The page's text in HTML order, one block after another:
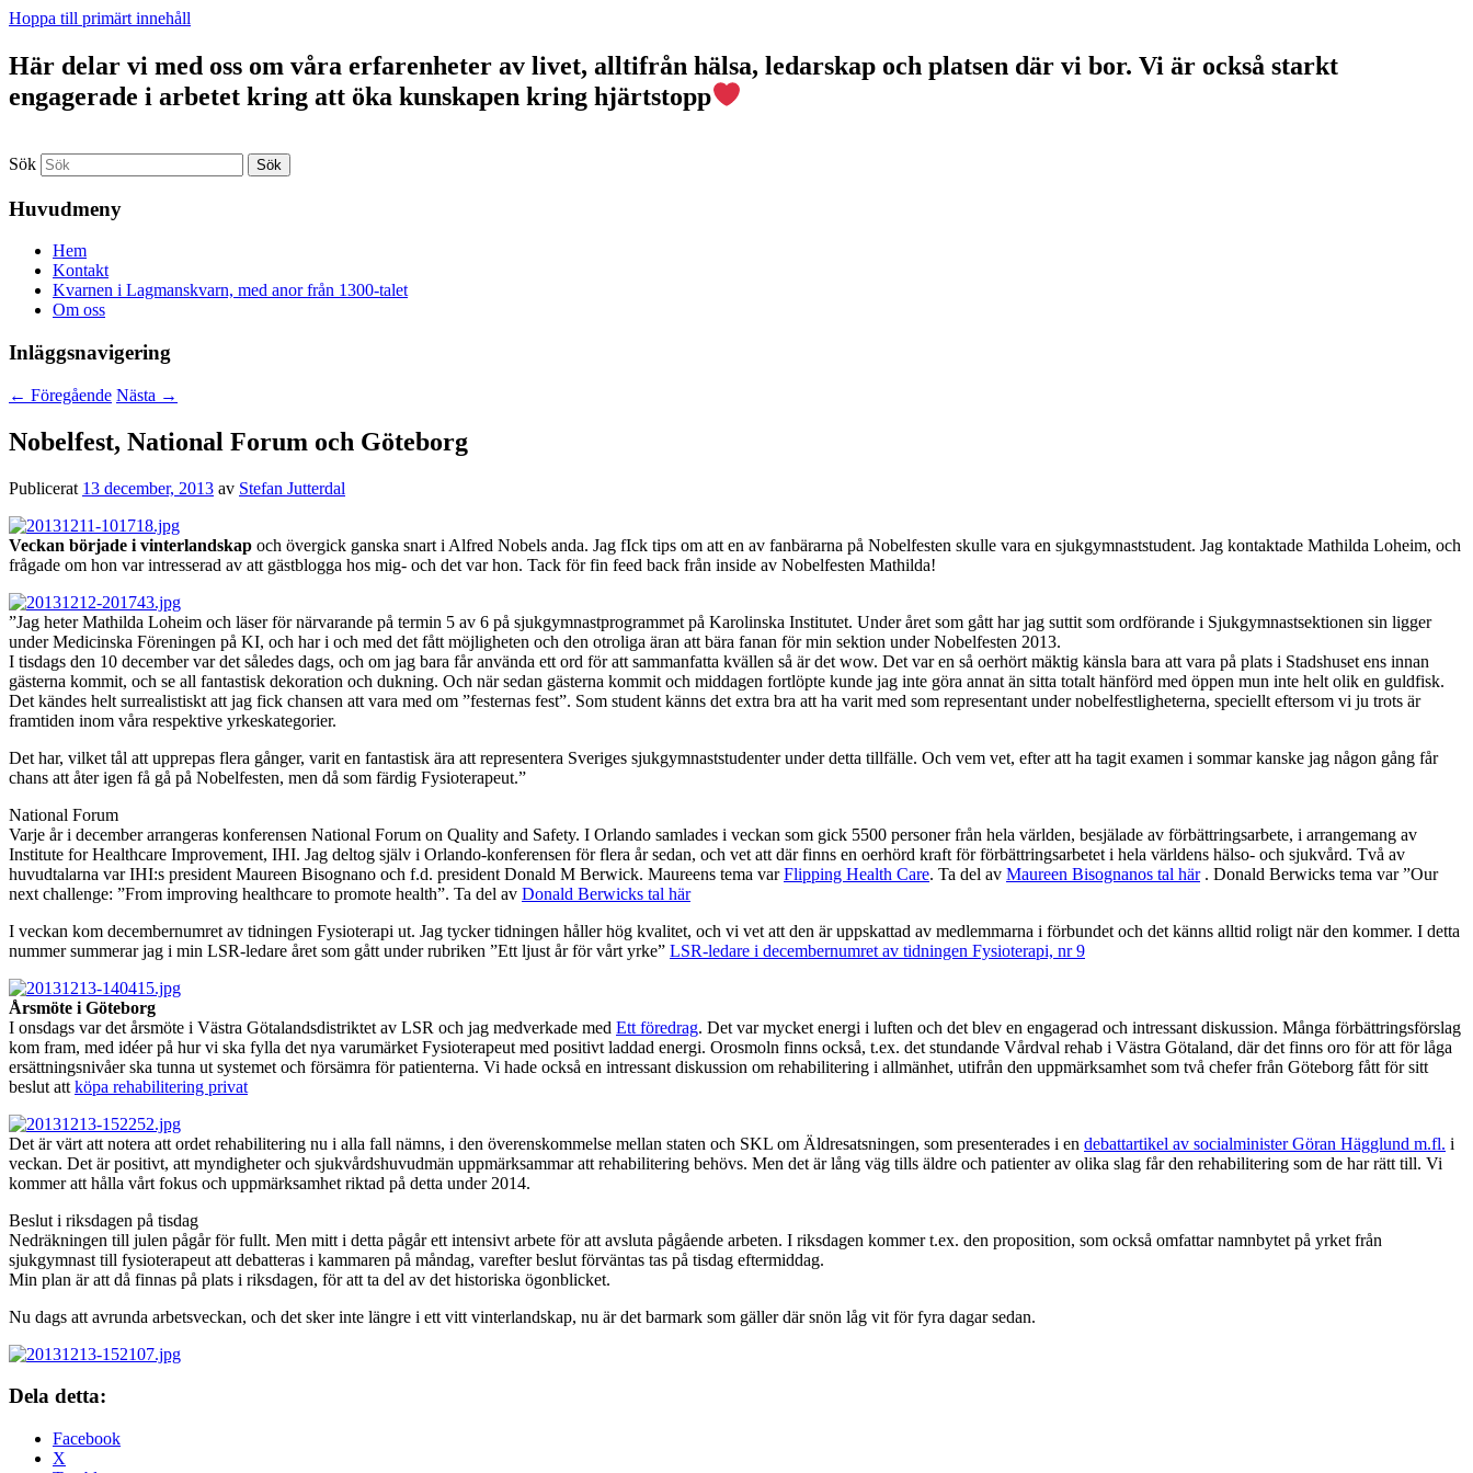
Hoppa till primärt innehåll
Här delar vi med oss om våra erfarenheter av livet, alltifrån hälsa, ledarskap och platsen där vi bor. Vi är också starkt
engagerade i arbetet kring att öka kunskapen kring hjärtstopp
Sök
Huvudmeny
Hem
Kontakt
Kvarnen i Lagmanskvarn, med anor från 1300-talet
Om oss
Inläggsnavigering
← Föregående Nästa →
Nobelfest, National Forum och Göteborg
Publicerat 13 december, 2013 av Stefan Jutterdal
Veckan började i vinterlandskap och övergick ganska snart i Alfred Nobels anda. Jag fIck tips om att en av fanbärarna på Nobelfesten skulle vara en sjukgymnaststudent. Jag kontaktade Mathilda Loheim, och
frågade om hon var intresserad av att gästblogga hos mig- och det var hon. Tack för fin feed back från inside av Nobelfesten Mathilda!
”Jag heter Mathilda Loheim och läser för närvarande på termin 5 av 6 på sjukgymnastprogrammet på Karolinska Institutet. Under året som gått har jag suttit som ordförande i Sjukgymnastsektionen sin ligger
under Medicinska Föreningen på KI, och har i och med det fått möjligheten och den otroliga äran att bära fanan för min sektion under Nobelfesten 2013.
I tisdags den 10 december var det således dags, och om jag bara får använda ett ord för att sammanfatta kvällen så är det wow. Det var en så oerhört mäktig känsla bara att vara på plats i Stadshuset ens innan
gästerna kommit, och se all fantastisk dekoration och dukning. Och när sedan gästerna kommit och middagen fortlöpte kunde jag inte göra annat än sitta totalt hänförd med öppen mun inte helt olik en guldfisk.
Det kändes helt surrealistiskt att jag fick chansen att vara med om ”festernas fest”. Som student känns det extra bra att ha varit med som representant under nobelfestligheterna, speciellt eftersom vi ju trots är
framtiden inom våra respektive yrkeskategorier.
Det har, vilket tål att upprepas flera gånger, varit en fantastisk ära att representera Sveriges sjukgymnaststudenter under detta tillfälle. Och vem vet, efter att ha tagit examen i sommar kanske jag någon gång får
chans att åter igen få gå på Nobelfesten, men då som färdig Fysioterapeut.”
National Forum
Varje år i december arrangeras konferensen National Forum on Quality and Safety. I Orlando samlades i veckan som gick 5500 personer från hela världen, besjälade av förbättringsarbete, i arrangemang av
Institute for Healthcare Improvement, IHI. Jag deltog själv i Orlando-konferensen för flera år sedan, och vet att där finns en oerhörd kraft för förbättringsarbetet i hela världens hälso- och sjukvård. Två av
huvudtalarna var IHI:s president Maureen Bisognano och f.d. president Donald M Berwick. Maureens tema varFlipping Health Care. Ta del av Maureen Bisognanos tal här. Donald Berwicks tema var ”Our
next challenge: ”From improving healthcare to promote health”. Ta del av Donald Berwicks tal här
I veckan kom decembernumret av tidningen Fysioterapi ut. Jag tycker tidningen håller hög kvalitet, och vi vet att den är uppskattad av medlemmarna i förbundet och det känns alltid roligt när den kommer. I detta
nummer summerar jag i min LSR-ledare året som gått under rubriken ”Ett ljust år för vårt yrke” LSR-ledare i decembernumret av tidningen Fysioterapi, nr 9
Årsmöte i Göteborg
I onsdags var det årsmöte i Västra Götalandsdistriktet av LSR och jag medverkade med Ett föredrag. Det var mycket energi i luften och det blev en engagerad och intressant diskussion. Många förbättringsförslag
kom fram, med idéer på hur vi ska fylla det nya varumärket Fysioterapeut med positivt laddad energi. Orosmoln finns också, t.ex. det stundande Vårdval rehab i Västra Götaland, där det finns oro för att för låga
ersättningsnivåer ska tunna ut systemet och försämra för patienterna. Vi hade också en intressant diskussion om rehabilitering i allmänhet, utifrån den uppmärksamhet som två chefer från Göteborg fått för sitt
beslut att köpa rehabilitering privat
Det är värt att notera att ordet rehabilitering nu i alla fall nämns, i den överenskommelse mellan staten och SKL om Äldresatsningen, som presenterades i en debattartikel av socialminister Göran Hägglund m.fl. i
veckan. Det är positivt, att myndigheter och sjukvårdshuvudmän uppmärksammar att rehabilitering behövs. Men det är lång väg tills äldre och patienter av olika slag får den rehabilitering som de har rätt till. Vi
kommer att hålla vårt fokus och uppmärksamhet riktad på detta under 2014.
Beslut i riksdagen på tisdag
Nedräkningen till julen pågår för fullt. Men mitt i detta pågår ett intensivt arbete för att avsluta pågående arbeten. I riksdagen kommer t.ex. den proposition, som också omfattar namnbytet på yrket från
sjukgymnast till fysioterapeut att debatteras i kammaren på måndag, varefter beslut förväntas tas på tisdag eftermiddag.
Min plan är att då finnas på plats i riksdagen, för att ta del av det historiska ögonblicket.
Nu dags att avrunda arbetsveckan, och det sker inte längre i ett vitt vinterlandskap, nu är det barmark som gäller där snön låg vit för fyra dagar sedan.
Dela detta:
Facebook
X